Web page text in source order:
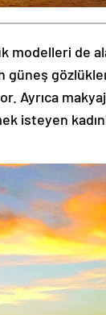
modelleri de
güneş
Ayrıca
isteyen